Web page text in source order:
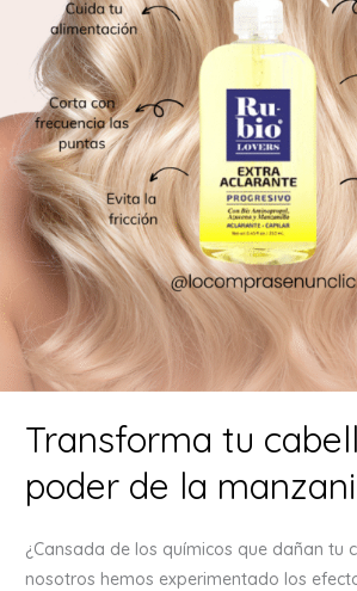
Transforma tu
poder de la
¿Cansada de los químicos que dañan tu
nosotros hemos experimentado los